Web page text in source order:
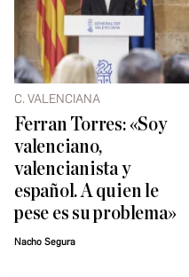
C. VALENCIANA
Ferran Torres: «Soy
valenciano,
valencianista y
español. A quien le
pese es su problema»
Nacho Segura